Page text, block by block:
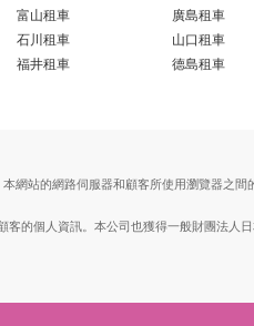
富山租車
石川租車
福井租車
廣島租車
山口租車
德島租車
網站的網路伺服器和顧客所使用瀏覽器之間
的個人資訊。本公司也獲得一般財團法人